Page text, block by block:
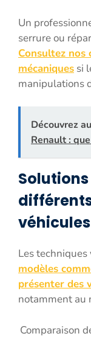
Un
serrure ou
Consultez nos
mécaniques si
manipulations
Découvrez
Renault :
véhicules
Les
modèles
présenter des
notamment au
Comparaison